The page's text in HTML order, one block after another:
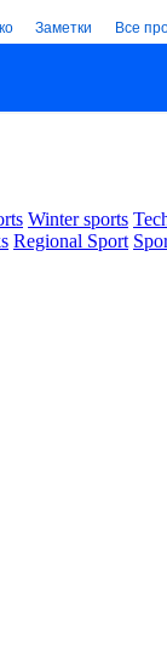
Заметки Все
Winter sports
Regional Sport